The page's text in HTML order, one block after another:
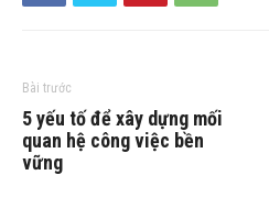
Bài trước
5 yếu tố để xây dựng mối
quan hệ công việc bền
vững